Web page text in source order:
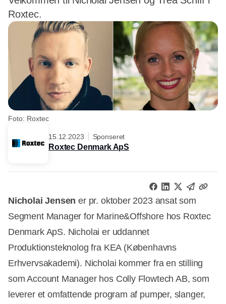
Roxtec.
Foto: Roxtec
15.12.2023 Sponseret
Roxtec Denmark ApS
Nicholai Jensen er pr. oktober 2023 ansat som
Segment Manager for Marine&Offshore hos Roxtec
Denmark ApS. Nicholai er uddannet
Produktionsteknolog fra KEA (Københavns
Erhvervsakademi). Nicholai kommer fra en stilling
som Account Manager hos Colly Flowtech AB, som
leverer et omfattende program af pumper, slanger,